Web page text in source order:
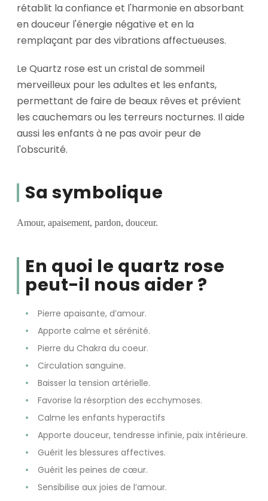
rétablit la confiance et l'harmonie en absorbant
en douceur l'énergie négative et en la
remplaçant par des vibrations affectueuses.
Le Quartz rose est un cristal de sommeil
merveilleux pour les adultes et les enfants,
permettant de faire de beaux rêves et prévient
les cauchemars ou les terreurs nocturnes. Il aide
aussi les enfants à ne pas avoir peur de
l'obscurité.
Sa symbolique
Amour, apaisement, pardon, douceur.
En quoi le quartz rose
peut-il nous aider ?
Pierre apaisante, d’amour.
Apporte calme et sérénité.
Pierre du Chakra du coeur.
Circulation sanguine.
Baisser la tension artérielle.
Favorise la résorption des ecchymoses.
Calme les enfants hyperactifs
Apporte douceur, tendresse infinie, paix intérieure.
Guérit les blessures affectives.
Guérit les peines de cœur.
Sensibilise aux joies de l’amour.